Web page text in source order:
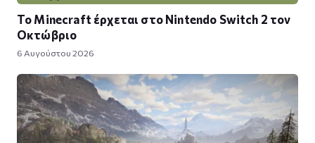
Το Minecraft έρχεται στο Nintendo Switch 2 τον
Οκτώβριο
6 Αυγούστου 2026